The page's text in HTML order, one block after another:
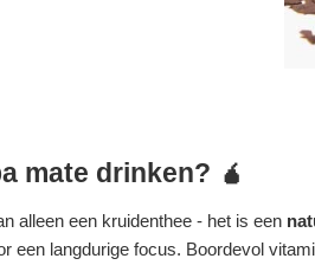
mate drinken? 🧉
alleen een kruidenthee - het is een
een langdurige focus. Boordevol